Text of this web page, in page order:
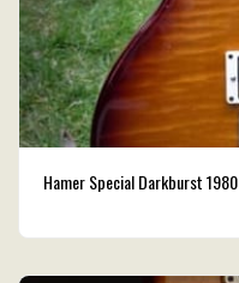
Hamer Special Darkburst 1980